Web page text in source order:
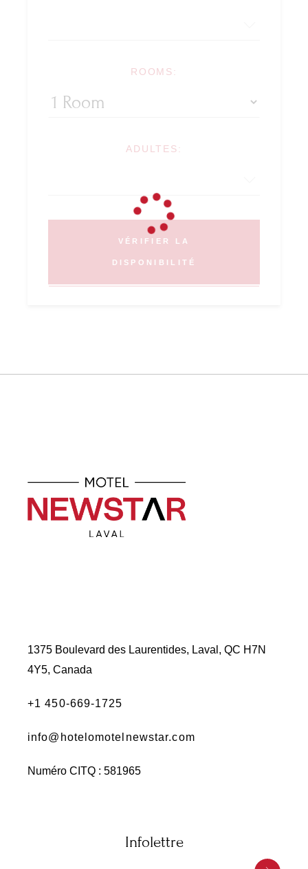
ROOMS:
ADULTES:
VÉRIFIER LA
DISPONIBILITÉ
1375 Boulevard des Laurentides, Laval, QC H7N
4Y5, Canada
+1 450-669-1725
info@hotelomotelnewstar.com
Numéro CITQ : 581965
Infolettre